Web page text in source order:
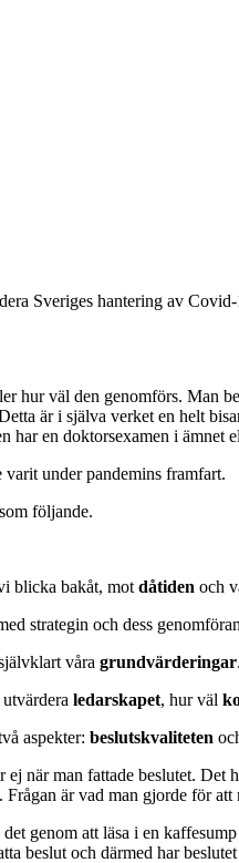
Sveriges hantering av
hur väl den genomförs. Man
är i själva verket en helt
har en doktorsexamen i ämnet
under pandemins framfart.
följande.
blicka bakåt, mot dåtiden och
strategin och dess
våra grundvärderingar
ledarskapet, hur väl
aspekter: beslutskvaliteten
när man fattade beslutet.
är vad man gjorde för
genom att läsa i en
beslut och därmed har